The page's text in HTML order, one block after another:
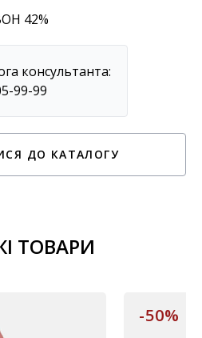
42%
консультанта:
99-99
ДО КАТАЛОГУ
ТОВАРИ
-50%